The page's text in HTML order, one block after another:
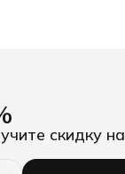
скидку на